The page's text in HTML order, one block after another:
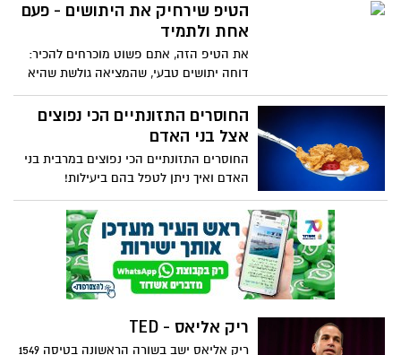
הטיפ שירחיק את היתושים - פעם
אחת ולתמיד
את הטיפ הזה, אתם פשוט מוכרחים להכיר:
דוחה יתושים טבעי, שהמציאה גולשת שהיא
גם רופאה טבעונית בהכשרתה. "אחרי
אינספור ניסויים שעשיתי, אני יכולה להגיד
בפה מלא - ההרכב הזה ישאיר את היתושים
החוסרים התזונתיים הכי נפוצים
אצל בני האדם
החוסרים התזונתיים הכי נפוצים במרבית בני
האדם ואיך ניתן לטפל בהם ביעילות!
ריק אליאס - TED
ריק אליאס ישב בשורה הראשונה בטיסה 1549